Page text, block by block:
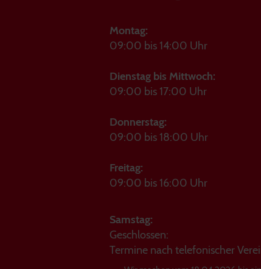
Montag:
09:00 bis 14:00 Uhr
Dienstag bis Mittwoch:
09:00 bis 17:00 Uhr
Donnerstag:
09:00 bis 18:00 Uhr
Freitag:
09:00 bis 16:00 Uhr
Samstag:
Geschlossen:
Termine nach telefonischer